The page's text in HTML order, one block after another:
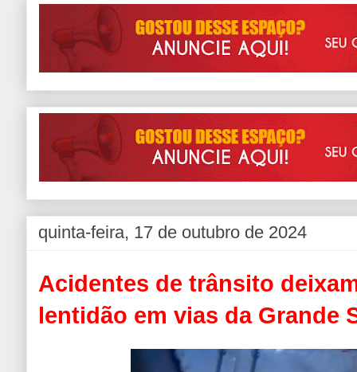
quinta-feira, 17 de outubro de 2024
Acidentes de trânsito
lentidão em vias da Grande